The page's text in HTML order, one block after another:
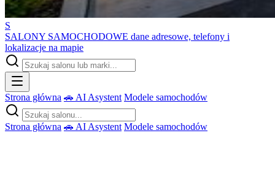
S
SALONY SAMOCHODOWE dane adresowe, telefony i
lokalizacje na mapie
Strona główna 🚗 AI Asystent Modele samochodów
Strona główna 🚗 AI Asystent Modele samochodów